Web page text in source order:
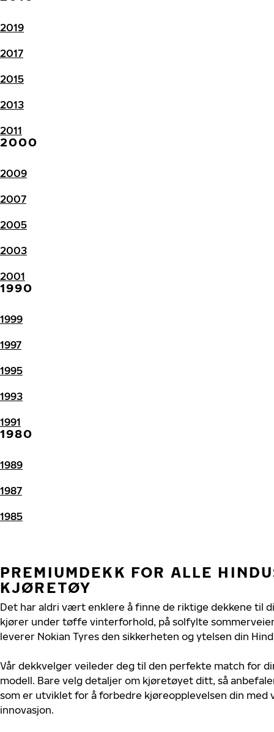
2019
2017
2015
2013
2011
2000
2009
2007
2005
2003
2001
1990
1999
1997
1995
1993
1991
1980
1989
1987
1985
PREMIUMDEKK FOR ALLE
KJØRETØY
Det har aldri vært enklere å finne de riktige dekkene til
kjører under tøffe vinterforhold, på solfylte
leverer Nokian Tyres den sikkerheten og ytelsen din
Vår dekkvelger veileder deg til den perfekte match for
modell. Bare velg detaljer om kjøretøyet ditt, så
som er utviklet for å forbedre kjøreopplevelsen din med
innovasjon.